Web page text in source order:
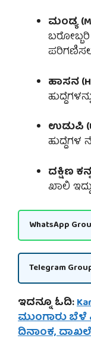
ಮಂಡ್ಯ
ಬರೋಬ್ಬರಿ
ಹಾಸನ
ಉಡುಪಿ
ಹುದ್ದೆಗಳ
ದಕ್ಷಿಣ
ಖಾಲಿ
WhatsApp
Telegram
ಇದನ್ನೂ ಓದಿ:
ಮುಂಗಾರು
ದಿನಾಂಕ,